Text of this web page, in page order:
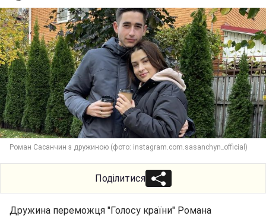
Роман Сасанчин з дружиною (фото: instagram.com.sasanchyn_official)
Поділитися
Дружина переможця "Голосу країни" Романа